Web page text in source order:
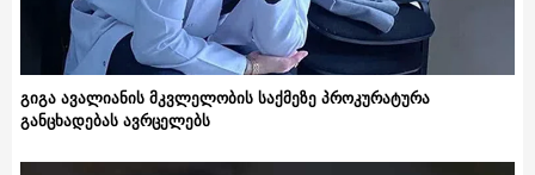
გიგა ავალიანის მკვლელობის საქმეზე პროკურატურა
განცხადებას ავრცელებს